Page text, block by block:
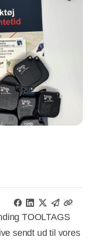
TOOLTAGS
sendt ud til vores